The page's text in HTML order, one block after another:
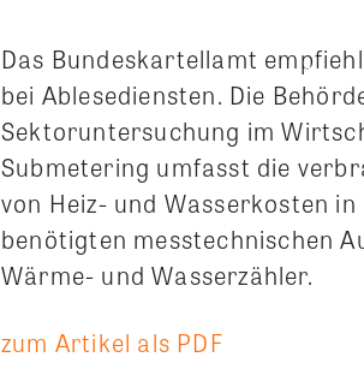
Das Bundeskartellamt
bei Ablesediensten. Die
Sektoruntersuchung im
Submetering umfasst die
von Heiz- und Wasserkosten
benötigten messtechnischen
Wärme- und Wasserzähler.
zum Artikel als PDF